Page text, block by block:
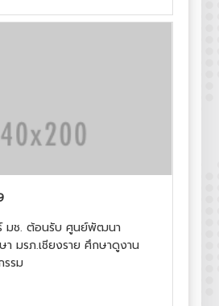
มช. ต้อนรับ ศูนย์พัฒนา
า มรภ.เชียงราย ศึกษาดูงาน
รม